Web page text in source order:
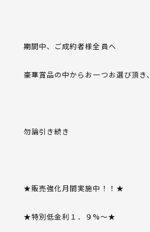
期間中、ご成約者様全員へ
豪華賞品の中からお一つお選び頂
勿論引き続き
★販売強化月間実施中！！★
★特別低金利１．９%～★